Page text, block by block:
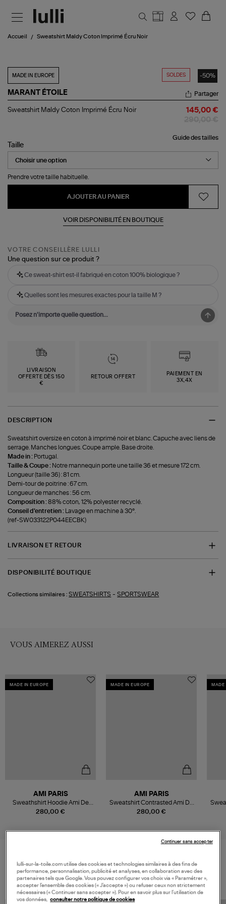
Accueil Sweatshirt Maldy Coton Imprimé Écru Noir
SOLDES -50%
MADE IN EUROPE
MARANT ÉTOILE
Sweatshirt
Écru
Noir
Partager
Sweatshirt Maldy Coton Imprimé Écru Noir 145,00 €
Guide des tailles
Taille
Prendre votre taille habituelle.
AJOUTER AU PANIER
VOIR DISPONIBILITÉ EN BOUTIQUE
VOTRE CONSEILLÈRE LULLI
Une question sur ce produit ?
Ce sweat-shirt est-il fabriqué en coton 100% biologique ?
Quelles sont les mesures exactes pour la taille M ?
LIVRAISON
OFFERTE DÈS 150
€
RETOUR OFFERT
PAIEMENT EN
3X,4X
DESCRIPTION
Sweatshirt oversize en coton à imprimé noir et blanc. Capuche avec liens de
serrage. Manches longues. Coupe ample. Base droite.
Made in : Portugal.
Taille & Coupe : Notre mannequin porte une taille 36 et mesure 172 cm.
Longueur (taille 36) : 81 cm.
Demi-tour de poitrine : 67 cm.
Longueur de manches : 56 cm.
Composition :88% coton, 12% polyester recyclé.
Conseil d'entretien : Lavage en machine à 30°.
(ref-SW033122P044EECBK)
LIVRAISON ET RETOUR
DISPONIBILITÉ BOUTIQUE
Collections similaires : SWEATSHIRTS -SPORTSWEAR
VOUS AIMEREZ AUSSI
MADE IN EUROPE
280,00 €
AMI PARIS
Sweathshirt Hoodie Ami De
Coeur Gris
MADE IN EUROPE
280,00 €
AMI PARIS
Sweatshirt Contrasted Ami De
Coeur Blanc
MADE
VOS DERNIERS PRODUITS VUS
lulli-sur-la-toile.com utilise des cookies et technologies similaires à des fins de
performance, personnalisation, publicité et analyses, en collaboration avec des
partenaires tels que Google. Vous pouvez configurer vos choix via « Paramétrer »,
accepter l’ensemble des cookies (« J’accepte ») ou refuser ceux non strictement
nécessaires (« Continuer sans accepter »). Pour en savoir plus sur l’utilisation de
vos données, consulter notre politique de cookies
Continuer sans accepter